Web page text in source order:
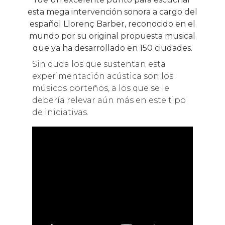
esta mega intervención sonora a cargo del
español Llorenç Barber, reconocido en el
mundo por su original propuesta musical
que ya ha desarrollado en 150 ciudades.
Sin duda los que sustentan esta
experimentación acústica son los
músicos porteños, a los que se le
debería relevar aún más en este tipo
de iniciativas.